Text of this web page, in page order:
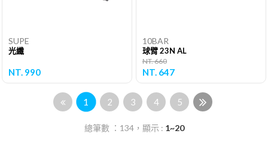
SUPE
光纖
NT. 990
10BAR
球臂 23N AL
NT. 660
NT. 647
1 2 3 4 5
總筆數 ：134，顯示 : 1~20